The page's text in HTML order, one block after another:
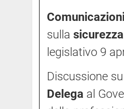
sulla
legislativo 9
Discussione
Delega al